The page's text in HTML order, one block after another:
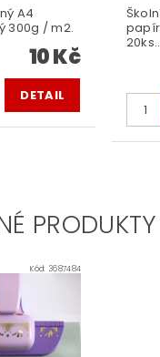
A4
300g / m2.
10 Kč
DETAIL
PRODUKTY
Kód: 3687484